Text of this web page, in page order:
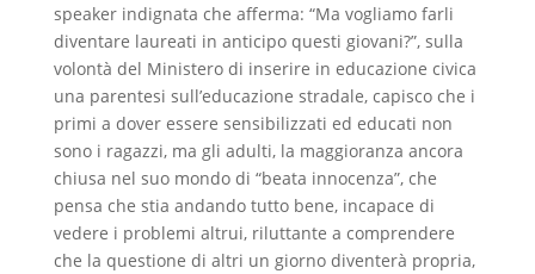
speaker indignata che afferma: “Ma vogliamo farli
diventare laureati in anticipo questi giovani?”, sulla
volontà del Ministero di inserire in educazione civica
una parentesi sull’educazione stradale, capisco che i
primi a dover essere sensibilizzati ed educati non
sono i ragazzi, ma gli adulti, la maggioranza ancora
chiusa nel suo mondo di “beata innocenza”, che
pensa che stia andando tutto bene, incapace di
vedere i problemi altrui, riluttante a comprendere
che la questione di altri un giorno diventerà propria,